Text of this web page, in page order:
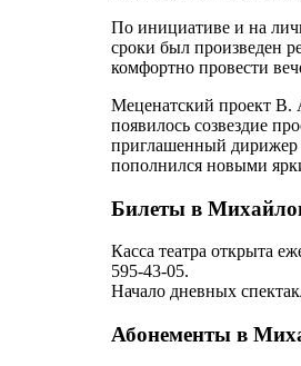
По инициативе и на
сроки был произведен
комфортно провести
Меценатский проект В.
появилось созвездие
приглашенный дирижер
пополнился новыми
Билеты в
Касса театра открыта
595-43-05.
Начало дневных
Абонементы в